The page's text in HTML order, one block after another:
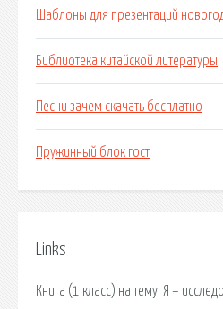
Шаблоны для презентаций
Библиотека китайской литературы
Песни зачем скачать бесплатно
Пружинный блок гост
Links
Книга (1 класс) на тему: Я –